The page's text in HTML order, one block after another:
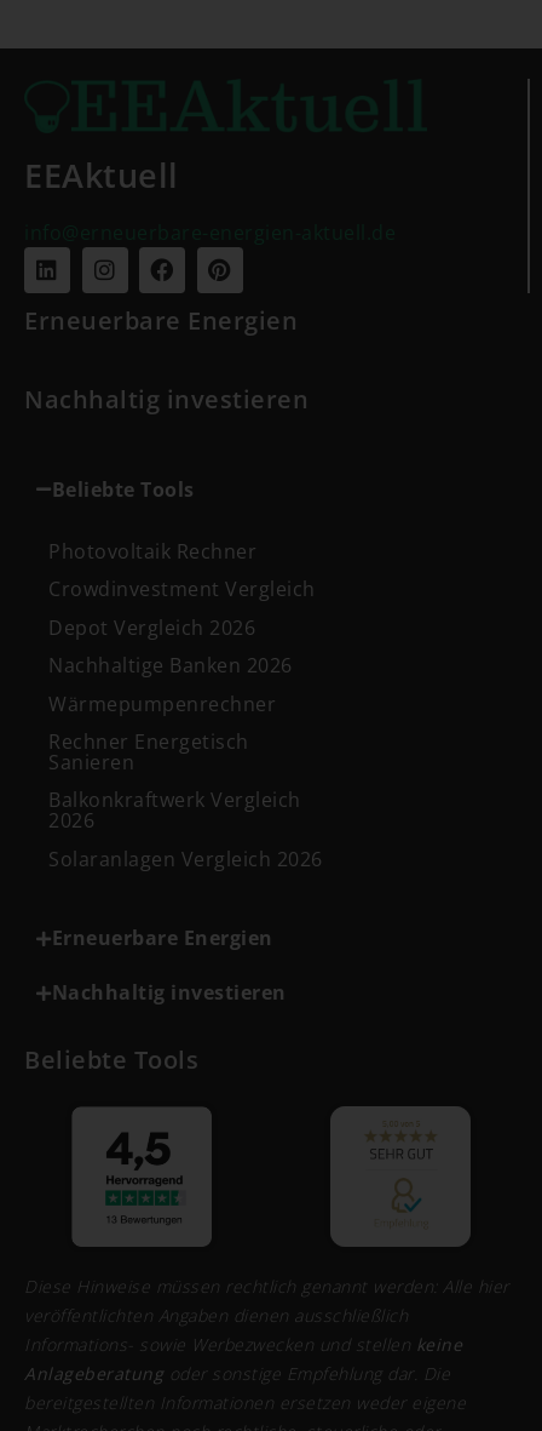
EEAktuell
Erneuerbare Energien
Nachhaltig investieren
Beliebte Tools
Photovoltaik Rechner
Crowdinvestment Vergleich
Depot Vergleich 2026
Nachhaltige Banken 2026
Wärmepumpenrechner
Rechner Energetisch
Sanieren
Balkonkraftwerk Vergleich
2026
Solaranlagen Vergleich 2026
Erneuerbare Energien
Nachhaltig investieren
Beliebte Tools
Diese Hinweise müssen rechtlich genannt werden: Alle hier
veröffentlichten Angaben dienen ausschließlich
Informations- sowie Werbezwecken und stellen keine
Anlageberatung oder sonstige Empfehlung dar. Die
bereitgestellten Informationen ersetzen weder eigene